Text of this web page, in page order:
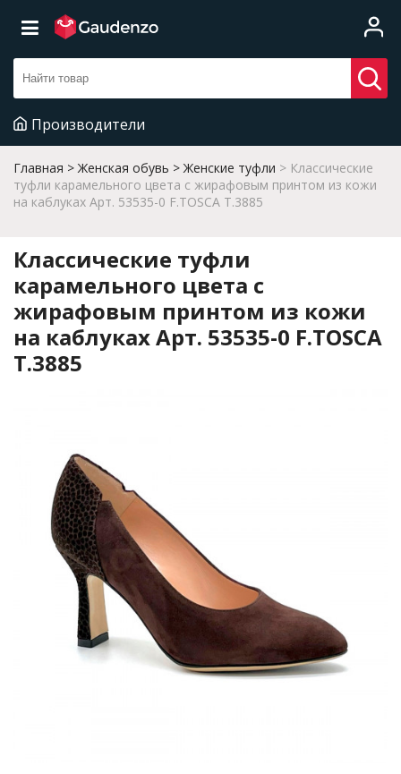
Производители
Главная Женская обувь Женские туфли
Классические
туфли карамельного цвета с жирафовым принтом из кожи
на каблуках Арт. 53535-0 F.TOSCA T.3885
Классические туфли
карамельного цвета с
жирафовым принтом из кожи
на каблуках Арт. 53535-0 F.TOSCA
T.3885